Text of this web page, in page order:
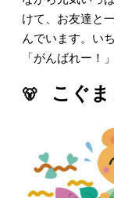
けて、お友達と
んでいます。い
「がんばれー！
🐻 こぐ